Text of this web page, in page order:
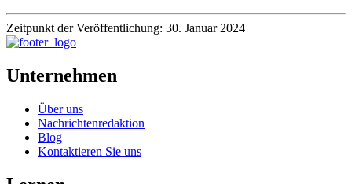
Zeitpunkt der Veröffentlichung: 30. Januar 2024
Unternehmen
Über uns
Nachrichtenredaktion
Blog
Kontaktieren Sie uns